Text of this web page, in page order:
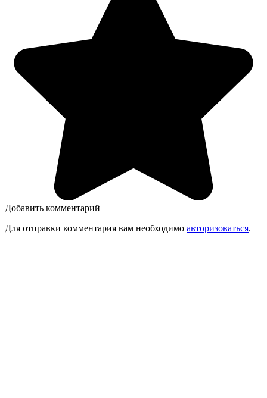
Добавить комментарий
Для отправки комментария вам необходимо авторизоваться.